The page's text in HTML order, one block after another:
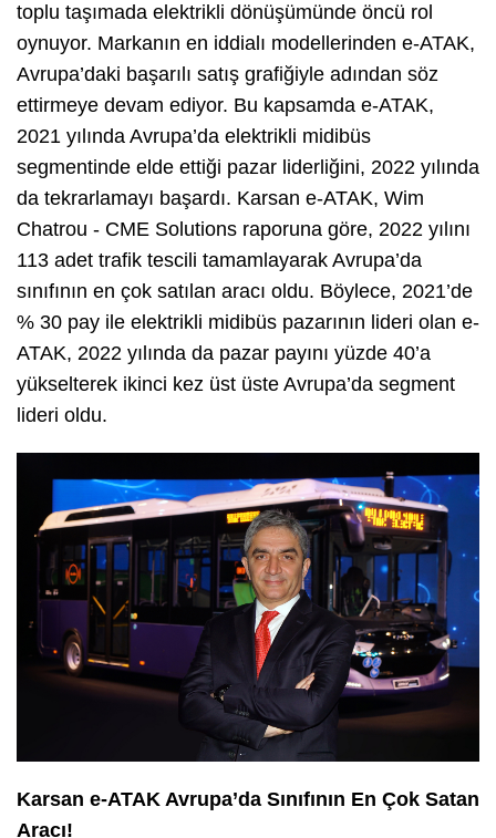
toplu taşımada elektrikli dönüşümünde öncü rol
oynuyor. Markanın en iddialı modellerinden e-ATAK,
Avrupa’daki başarılı satış grafiğiyle adından söz
ettirmeye devam ediyor. Bu kapsamda e-ATAK,
2021 yılında Avrupa’da elektrikli midibüs
segmentinde elde ettiği pazar liderliğini, 2022 yılında
da tekrarlamayı başardı. Karsan e-ATAK, Wim
Chatrou - CME Solutions raporuna göre, 2022 yılını
113 adet trafik tescili tamamlayarak Avrupa’da
sınıfının en çok satılan aracı oldu. Böylece, 2021’de
% 30 pay ile elektrikli midibüs pazarının lideri olan e-
ATAK, 2022 yılında da pazar payını yüzde 40’a
yükselterek ikinci kez üst üste Avrupa’da segment
lideri oldu.
Karsan e-ATAK Avrupa’da Sınıfının En Çok Satan
Aracı!